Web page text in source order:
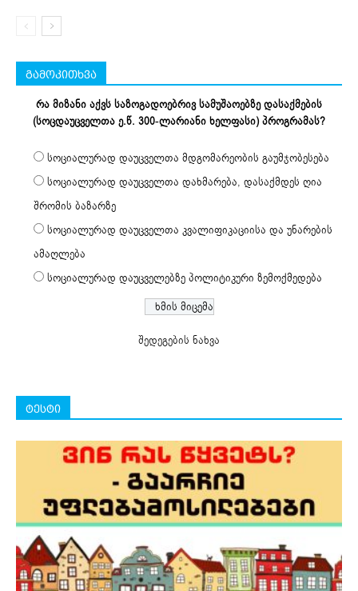
გამოკითხვა
რა მიზანი აქვს საზოგადოებრივ სამუშაოებზე დასაქმების
(სოცდაუცველთა ე.წ. 300-ლარიანი ხელფასი) პროგრამას?
სოციალურად დაუცველთა მდგომარეობის გაუმჯობესება
სოციალურად დაუცველთა დახმარება, დასაქმდეს ღია
შრომის ბაზარზე
სოციალურად დაუცველთა კვალიფიკაციისა და უნარების
ამაღლება
სოციალურად დაუცველებზე პოლიტიკური ზემოქმედება
შედეგების ნახვა
ტესტი